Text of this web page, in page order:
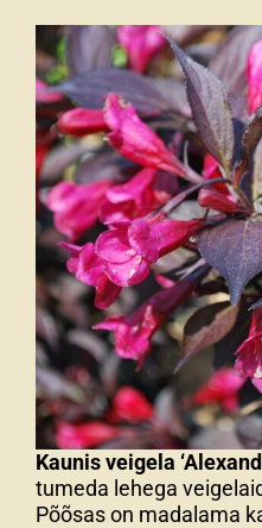
Kaunis veigela
tumeda lehega
Põõsas on madalama